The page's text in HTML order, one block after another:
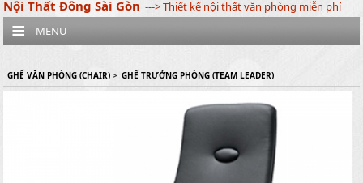
Nội Thất Đông Sài Gòn ---> Thiết kế nội thất văn phòng miễn phí
MENU
GHẾ VĂN PHÒNG (CHAIR) > GHẾ TRƯỞNG PHÒNG (TEAM LEADER)